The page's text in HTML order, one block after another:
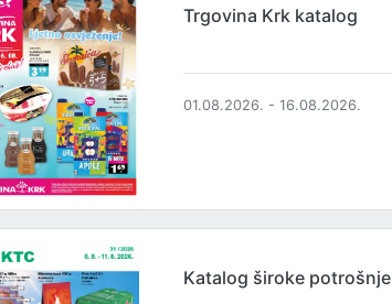
Trgovina Krk katalog
01.08.2026. - 16.08.2026.
Katalog široke potrošnje